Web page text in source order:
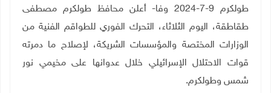
طولكرم 9-7-2024 وفا- أعلن محافظ طولكرم مصطفى
طقاطقة، اليوم الثلاثاء، التحرك الفوري للطواقم الفنية من
الوزارات المختصة والمؤسسات الشريكة، لإصلاح ما دمرته
قوات الاحتلال الإسرائيلي خلال عدوانها على مخيمي نور
شمس وطولكرم.